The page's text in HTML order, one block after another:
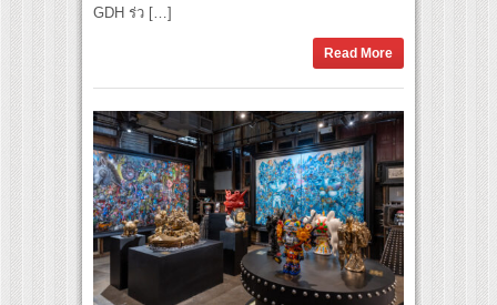
GDH ร่ว […]
Read More